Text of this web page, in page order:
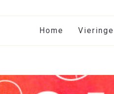
Home